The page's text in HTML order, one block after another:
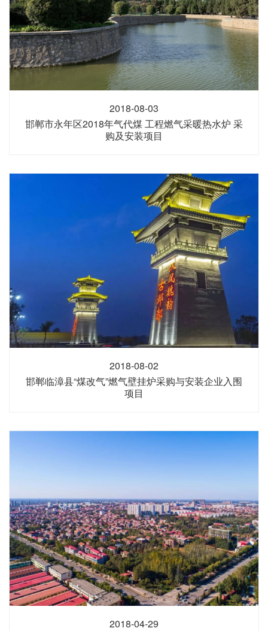
2018-08-03
邯郸市永年区2018年气代煤 工程燃气采暖热水炉 采
购及安装项目
2018-08-02
邯郸临漳县“煤改气”燃气壁挂炉采购与安装企业入围
项目
2018-04-29